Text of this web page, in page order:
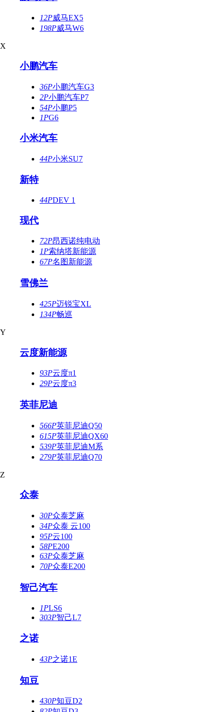
12P威马EX5
198P威马W6
X
小鹏汽车
36P小鹏汽车G3
2P小鹏汽车P7
54P小鹏P5
1PG6
小米汽车
44P小米SU7
新特
44PDEV 1
现代
72P昂西诺纯电动
1P索纳塔新能源
67P名图新能源
雪佛兰
425P迈锐宝XL
134P畅巡
Y
云度新能源
93P云度π1
29P云度π3
英菲尼迪
566P英菲尼迪Q50
615P英菲尼迪QX60
539P英菲尼迪M系
279P英菲尼迪Q70
Z
众泰
30P众泰芝麻
34P众泰 云100
95P云100
58PE200
63P众泰芝麻
70P众泰E200
智己汽车
1PLS6
303P智己L7
之诺
43P之诺1E
知豆
430P知豆D2